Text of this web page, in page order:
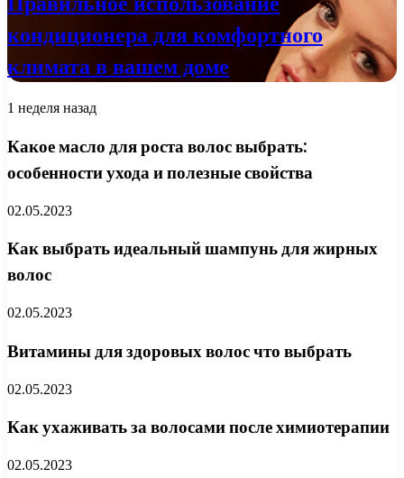
кондиционера для комфортного
климата в вашем доме
1 неделя назад
Какое масло для роста волос выбрать:
особенности ухода и полезные свойства
02.05.2023
Как выбрать идеальный шампунь для жирных
волос
02.05.2023
Витамины для здоровых волос что выбрать
02.05.2023
Как ухаживать за волосами после химиотерапии
02.05.2023